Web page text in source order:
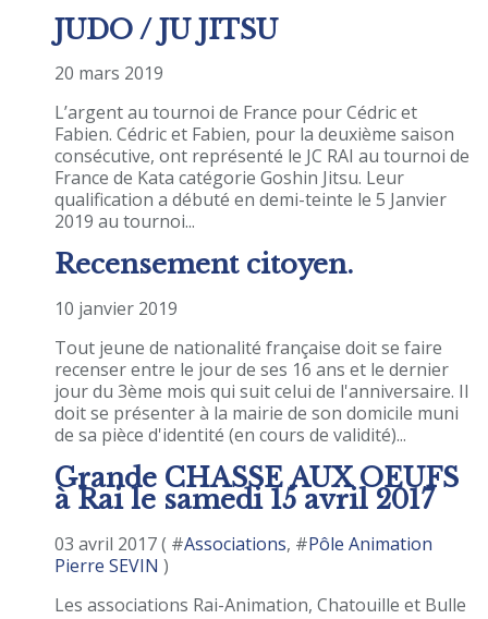
JUDO / JU JITSU
20 mars 2019
L’argent au tournoi de France pour Cédric et
Fabien. Cédric et Fabien, pour la deuxième saison
consécutive, ont représenté le JC RAI au tournoi de
France de Kata catégorie Goshin Jitsu. Leur
qualification a débuté en demi-teinte le 5 Janvier
2019 au tournoi...
Recensement citoyen.
10 janvier 2019
Tout jeune de nationalité française doit se faire
recenser entre le jour de ses 16 ans et le dernier
jour du 3ème mois qui suit celui de l'anniversaire. Il
doit se présenter à la mairie de son domicile muni
de sa pièce d'identité (en cours de validité)...
Grande CHASSE AUX OEUFS
à Rai le samedi 15 avril 2017
03 avril 2017 ( #Associations, #Pôle Animation
Pierre SEVIN )
Les associations Rai-Animation, Chatouille et Bulle